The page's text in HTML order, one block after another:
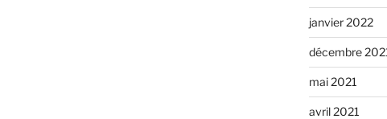
janvier 2022
décembre
mai 2021
avril 2021